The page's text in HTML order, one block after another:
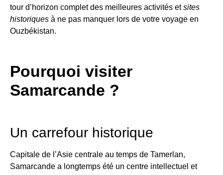
tour d’horizon complet des meilleures activités etsites
historiques à ne pas manquer lors de votre voyage en
Ouzbékistan.
Pourquoi visiter
Samarcande ?
Un carrefour historique
Capitale de l’Asie centrale au temps de Tamerlan,
Samarcande a longtemps été un centre intellectuel et